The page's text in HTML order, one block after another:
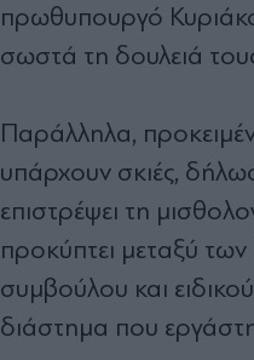
πρωθυπουργό
σωστά τη δουλειά
Παράλληλα,
υπάρχουν σκιές,
επιστρέψει τη
προκύπτει μεταξύ
συμβούλου και
διάστημα που